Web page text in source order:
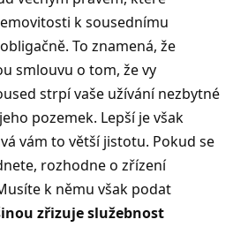
k sousednímu
To znamená, že
smlouvu o tom, že vy
strpí vaše užívání nezbytné
pozemek. Lepší je však
vám to větší jistotu. Pokud se
rozhodne o zřízení
k němu však podat
zřizuje služebnost